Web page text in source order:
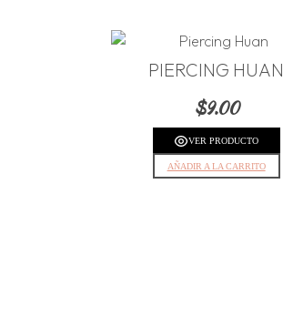
PIERCING HUAN
$9.00
VER PRODUCTO
AÑADIR A LA CARRITO